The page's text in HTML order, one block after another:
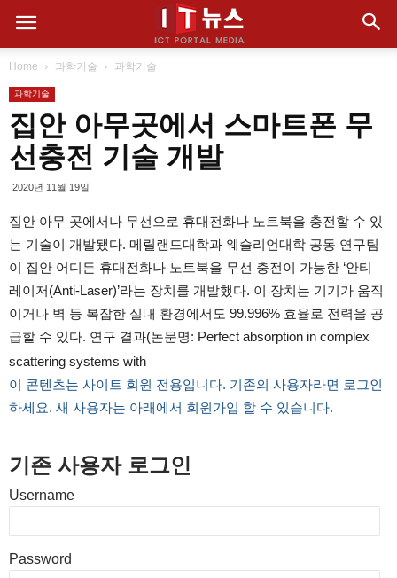
Home 과학기술 과학기술
과학기술
집안 아무곳에서 스마트폰 무
선충전 기술 개발
2020년 11월 19일
집안 아무 곳에서나 무선으로 휴대전화나 노트북을 충전할 수 있
는 기술이 개발됐다. 메릴랜드대학과 웨슬리언대학 공동 연구팀
이 집안 어디든 휴대전화나 노트북을 무선 충전이 가능한 ‘안티
레이저(Anti-Laser)’라는 장치를 개발했다. 이 장치는 기기가 움직
이거나 벽 등 복잡한 실내 환경에서도 99.996% 효율로 전력을 공
급할 수 있다. 연구 결과(논문명: Perfect absorption in complex
scattering systems with
이 콘텐츠는 사이트 회원 전용입니다. 기존의 사용자라면 로그인
하세요. 새 사용자는 아래에서 회원가입 할 수 있습니다.
기존 사용자 로그인
Username
Password